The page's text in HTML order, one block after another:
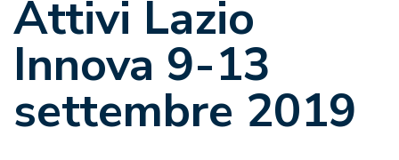
Attivi Lazio
Innova 9-13
settembre 2019